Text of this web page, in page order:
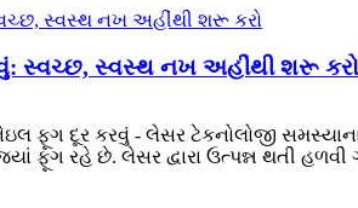
સ્વચ્છ, સ્વસ્થ નખ અહીંથી શરૂ કરો
ફૂગ દૂર કરવું - લેસર ટેકનોલોજી
ફૂગ રહે છે. લેસર દ્વારા ઉત્પન્ન થતી